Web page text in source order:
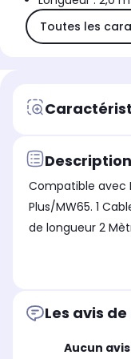
Toutes les
Description
Compatible avec
Plus/MW65. 1
de longueur 2
Les avis
Aucun